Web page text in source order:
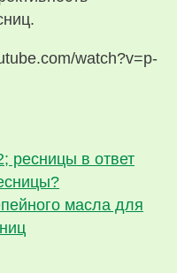
watch?v=p-
ресницы в ответ
масла для